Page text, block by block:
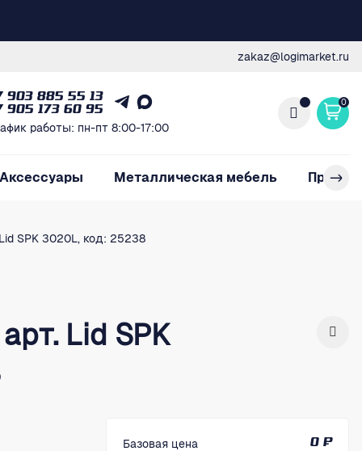
zakaz@logimarket.ru
903 885 55 13
905 173 60 95
работы: пн-пт 8:00-17:00
0
Аксессуары Металлическая мебель
SPK 3020L, код: 25238
Lid SPK
Базовая цена
0 ₽